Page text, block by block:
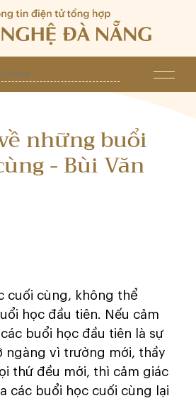
những buổi
- Bùi Văn
cuối cùng, không thể
học đầu tiên. Nếu cảm
buổi học đầu tiên là sự
ngàng vì trường mới, thầy
thứ đều mới, thì cảm giác
các buổi học cuối cùng lại